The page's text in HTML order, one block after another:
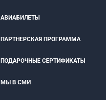
АВИАБИЛЕТЫ
ПАРТНЕРСКАЯ ПРОГРАММА
ПОДАРОЧНЫЕ СЕРТИФИКАТЫ
МЫ В СМИ